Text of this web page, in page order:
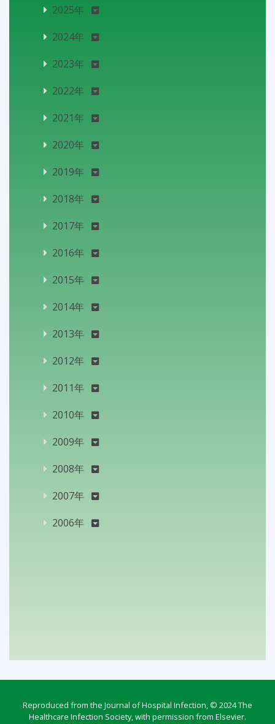
2025年
2024年
2023年
2022年
2021年
2020年
2019年
2018年
2017年
2016年
2015年
2014年
2013年
2012年
2011年
2010年
2009年
2008年
2007年
2006年
Reproduced from the Journal of Hospital Infection, © 2024 The
Healthcare Infection Society, with permission from Elsevier.